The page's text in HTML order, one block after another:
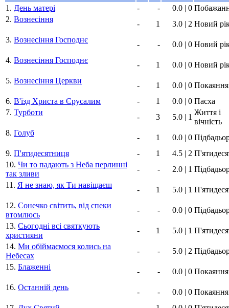
1. День матері - - 0.0 | 0
2. Вознесіння
- 1 3.0 | 2 Новий
3. Вознесіння Господнє
- - 0.0 | 0 Новий
4. Вознесіння Господнє
- 1 0.0 | 0 Новий
5. Вознесіння Церкви
- 1 0.0 | 0 Покаяння
6. В'їзд Христа в Єрусалим - 1 0.0 | 0 Пасха
7. Турботи
- 3 5.0 | 1
Життя і
вічність
8. Голуб
- 1 0.0 | 0
9. П'ятидесятниця - 1 4.5 | 2
10. Чи то падають з Неба перлинні
так зливи
- - 2.0 | 1
11. Я не знаю, як Ти навіщаєш
- 1 5.0 | 1
12. Сонечко світить, від спеки
втомлюсь
- - 0.0 | 0
13. Сьогодні всі святкують
християни
- 1 5.0 | 1
14. Ми обіймаємося колись на
Небесах
- - 5.0 | 2
15. Блаженні
- - 0.0 | 0 Покаяння
16. Останній день
- - 0.0 | 0 Покаяння